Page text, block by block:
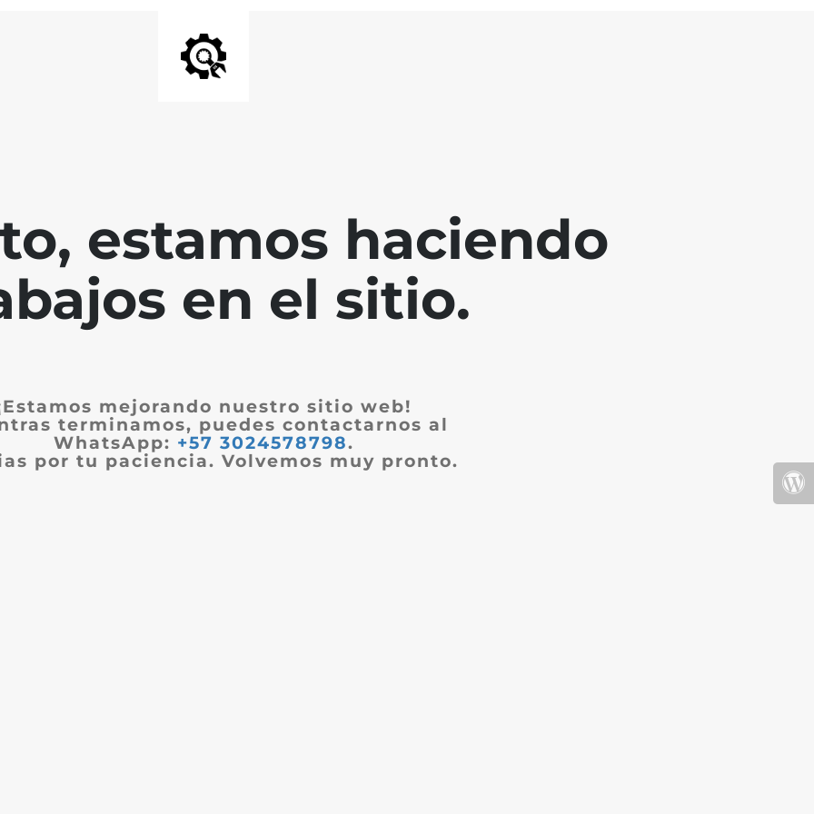
estamos haciendo
en el sitio.
mejorando nuestro sitio web!
terminamos, puedes contactarnos al
WhatsApp: +57 3024578798.
por tu paciencia. Volvemos muy pronto.